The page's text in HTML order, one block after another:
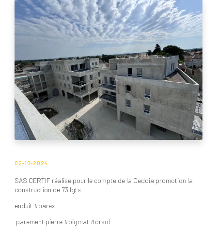
02-10-2024
SAS CERTIF réalise pour le compte de la Ceddia promotion la
construction de 73 lgts
enduit #parex
parement pierre #bigmat #orsol